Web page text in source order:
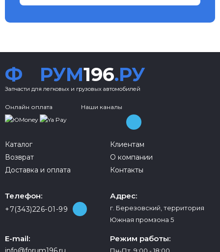
Ф РУМ196.РУ
Запчасти для легковых и грузовых автомобилей
Онлайн оплата Наши каналы
Каталог
Возврат
Доставка и оплата
Клиентам
О компании
Контакты
Телефон:
+7(343)226-01-99
Адрес:
г. Березовский, территория
Южная промзона 5
E-mail: Режим работы: